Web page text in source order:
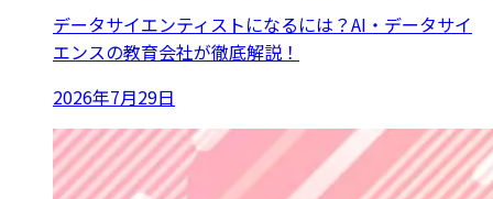
データサイエンティストになるには？AI・データサイ
エンスの教育会社が徹底解説！
2026年7月29日